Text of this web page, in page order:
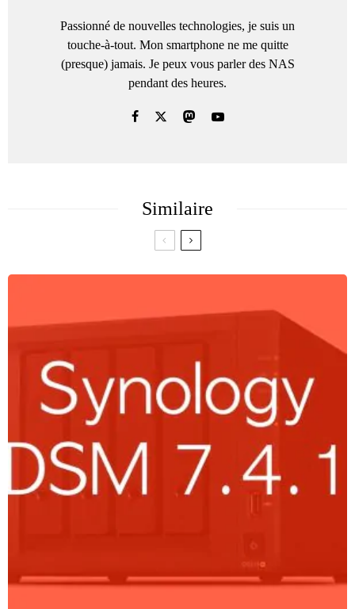
Passionné de nouvelles technologies, je suis un
touche-à-tout. Mon smartphone ne me quitte
(presque) jamais. Je peux vous parler des NAS
pendant des heures.
Similaire